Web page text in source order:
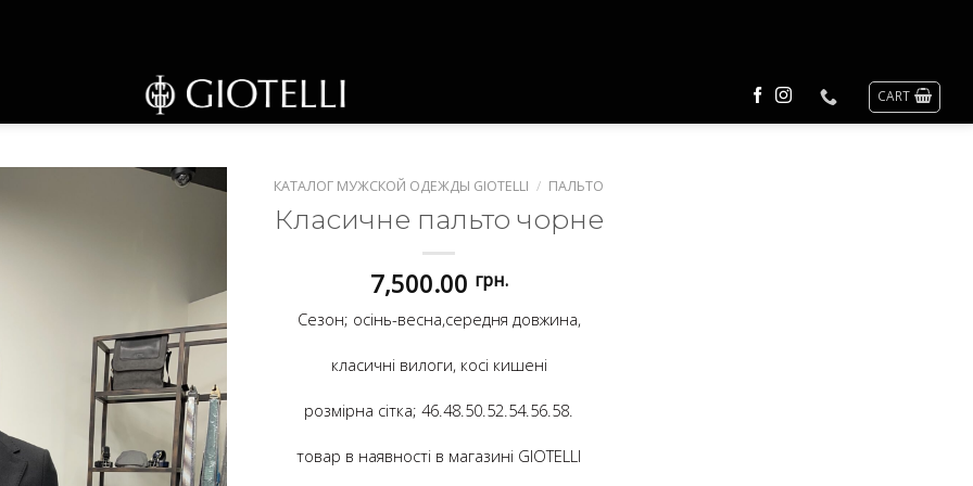
CART
КАТАЛОГ МУЖСКОЙ ОДЕЖДЫ GIOTELLI / ПАЛЬТО
Класичне пальто чорне
7,500.00 грн.
Сезон; осінь-весна,середня довжина,
класичні вилоги, косі кишені
розмірна сітка; 46.48.50.52.54.56.58.
товар в наявності в магазині GIOTELLI